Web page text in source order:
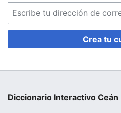
Abrir menú principal
Crea tu
Diccionario Interactivo